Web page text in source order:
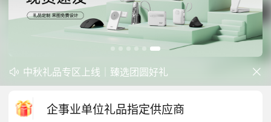
 防暑降温一站式配齐，企业福利更省心
中秋礼品专区上线｜臻选团圆好礼

企事业单位礼品指定供应商